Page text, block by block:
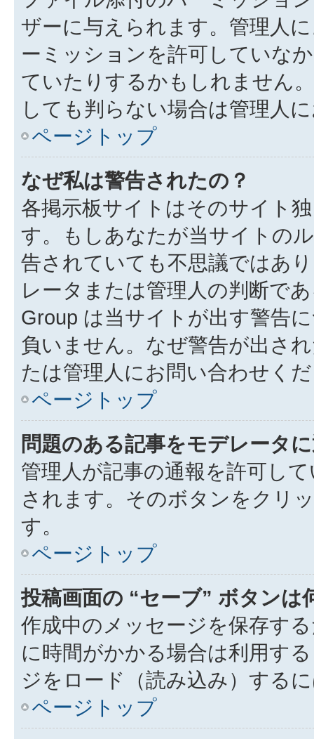
ザーに与えられます。管理人
ーミッションを許可していな
ていたりするかもしれません
しても判らない場合は管理人
ページトップ
なぜ私は警告されたの？
各掲示板サイトはそのサイト
す。もしあなたが当サイトの
告されていても不思議ではあ
レータまたは管理人の判断で
Group は当サイトが出す警告
負いません。なぜ警告が出さ
たは管理人にお問い合わせく
ページトップ
問題のある記事をモデレータ
管理人が記事の通報を許可し
されます。そのボタンをクリ
す。
ページトップ
投稿画面の “セーブ” ボタンは
作成中のメッセージを保存す
に時間がかかる場合は利用す
ジをロード（読み込み）する
ページトップ